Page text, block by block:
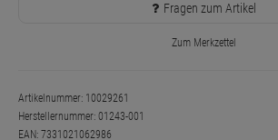
Fragen zum Artikel
Zum Merkzettel
Artikelnummer: 10029261
Herstellernummer: 01243-001
EAN: 7331021062986